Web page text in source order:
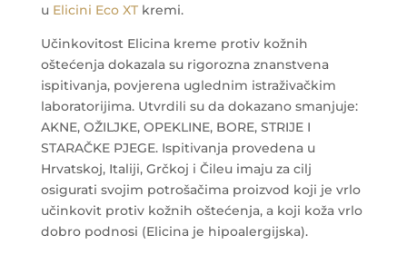
u Elicini Eco XTkremi.
Učinkovitost Elicina kreme protiv kožnih
oštećenja dokazala su rigorozna znanstvena
ispitivanja, povjerena uglednim istraživačkim
laboratorijima. Utvrdili su da dokazano smanjuje:
AKNE, OŽILJKE, OPEKLINE, BORE, STRIJE I
STARAČKE PJEGE. Ispitivanja provedena u
Hrvatskoj, Italiji, Grčkoj i Čileu imaju za cilj
osigurati svojim potrošačima proizvod koji je vrlo
učinkovit protiv kožnih oštećenja, a koji koža vrlo
dobro podnosi (Elicina je hipoalergijska).